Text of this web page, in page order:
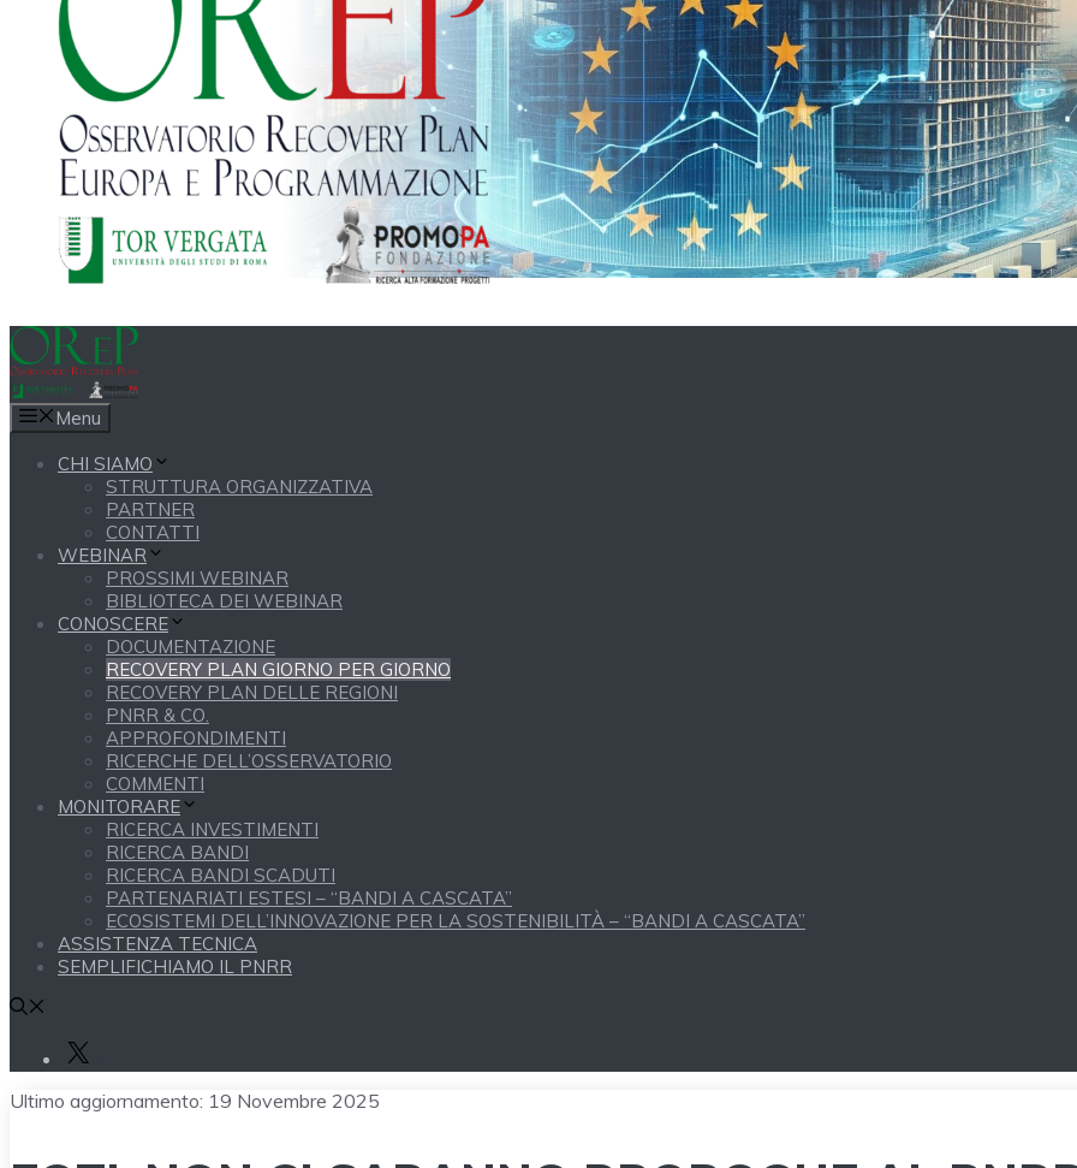
Menu
CHI SIAMO
STRUTTURA ORGANIZZATIVA
PARTNER
CONTATTI
WEBINAR
PROSSIMI WEBINAR
BIBLIOTECA DEI WEBINAR
CONOSCERE
DOCUMENTAZIONE
RECOVERY PLAN GIORNO PER GIORNO
RECOVERY PLAN DELLE REGIONI
PNRR & CO.
APPROFONDIMENTI
RICERCHE DELL’OSSERVATORIO
COMMENTI
MONITORARE
RICERCA INVESTIMENTI
RICERCA BANDI
RICERCA BANDI SCADUTI
PARTENARIATI ESTESI – “BANDI A CASCATA”
ECOSISTEMI DELL’INNOVAZIONE PER LA SOSTENIBILITÀ – “BANDI A CASCATA”
ASSISTENZA TECNICA
SEMPLIFICHIAMO IL PNRR
Ultimo aggiornamento: 19 Novembre 2025